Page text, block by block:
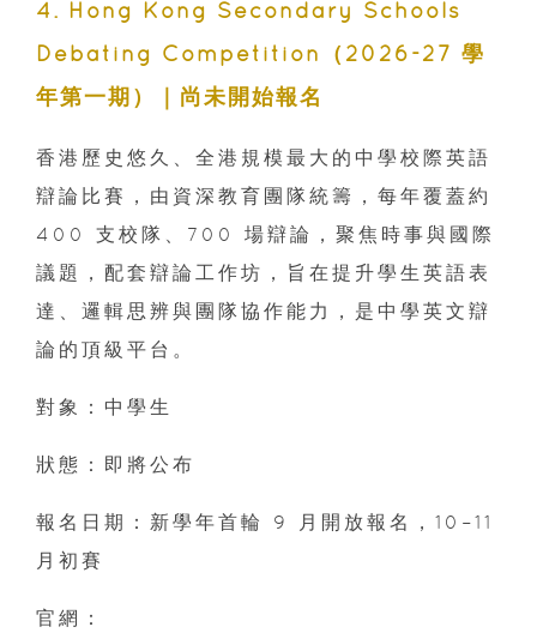
4. Hong Kong Secondary Schools
Debating Competition（2026-27 學
年第一期）｜尚未開始報名
香港歷史悠久、全港規模最大的中學校際英語
辯論比賽，由資深教育團隊統籌，每年覆蓋約
400 支校隊、700 場辯論，聚焦時事與國際
議題，配套辯論工作坊，旨在提升學生英語表
達、邏輯思辨與團隊協作能力，是中學英文辯
論的頂級平台。
對象：中學生
狀態：即將公布
報名日期：新學年首輪 9 月開放報名，10–11
月初賽
官網：